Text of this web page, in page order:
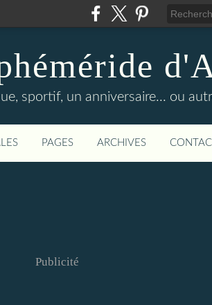
sportif, un anniversaire... ou
PAGES ARCHIVES
Publicité